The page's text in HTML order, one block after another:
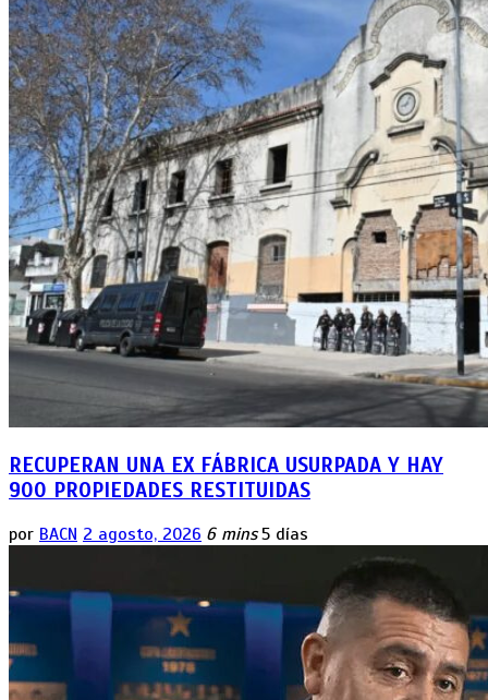
RECUPERAN UNA EX FÁBRICA USURPADA Y HAY
900 PROPIEDADES RESTITUIDAS
por BACN 2 agosto, 2026 6 mins 5 días